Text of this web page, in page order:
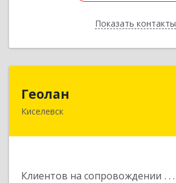
Показать контакты
Назад
Геолан
Киселевск
Клиентов на сопровождении